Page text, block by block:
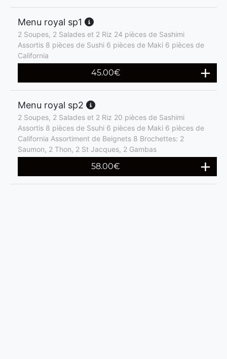
Menu royal sp1
2 Soupes, 2 Salades et 2 Riz 24 pièces de Sashimi
Assortis 8 pièces de Sushi 6 pièces de Maki 6 pièces de
California
45.00€
Menu royal sp2
2 Soupes, 2 Salades et 2 Riz 20 pièces de Sashimi
Assortis 8 pièces de Ssuhi 6 pièces de Maki 6 pièces de
California Assortiment de Beignets 8 Brochettes: 2
Saumon, 2 Thon, 2 St Jacques, 2 Gambas
58.00€